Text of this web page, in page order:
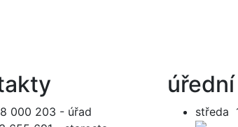
000 203 - úřad
středa